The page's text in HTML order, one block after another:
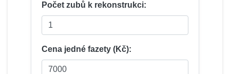
Počet zubů k rekonstrukci:
Cena jedné fazety (Kč):